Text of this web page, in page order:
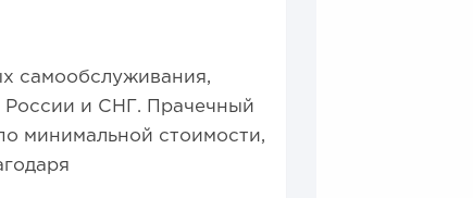
самообслуживания,
России и СНГ. Прачечный
минимальной стоимости,